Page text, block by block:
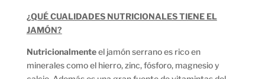
¿QUÉ CUALIDADES NUTRICIONALES TIENE EL
JAMÓN?
Nutricionalmenteel jamón serrano es rico en
minerales como el hierro, zinc, fósforo, magnesio y